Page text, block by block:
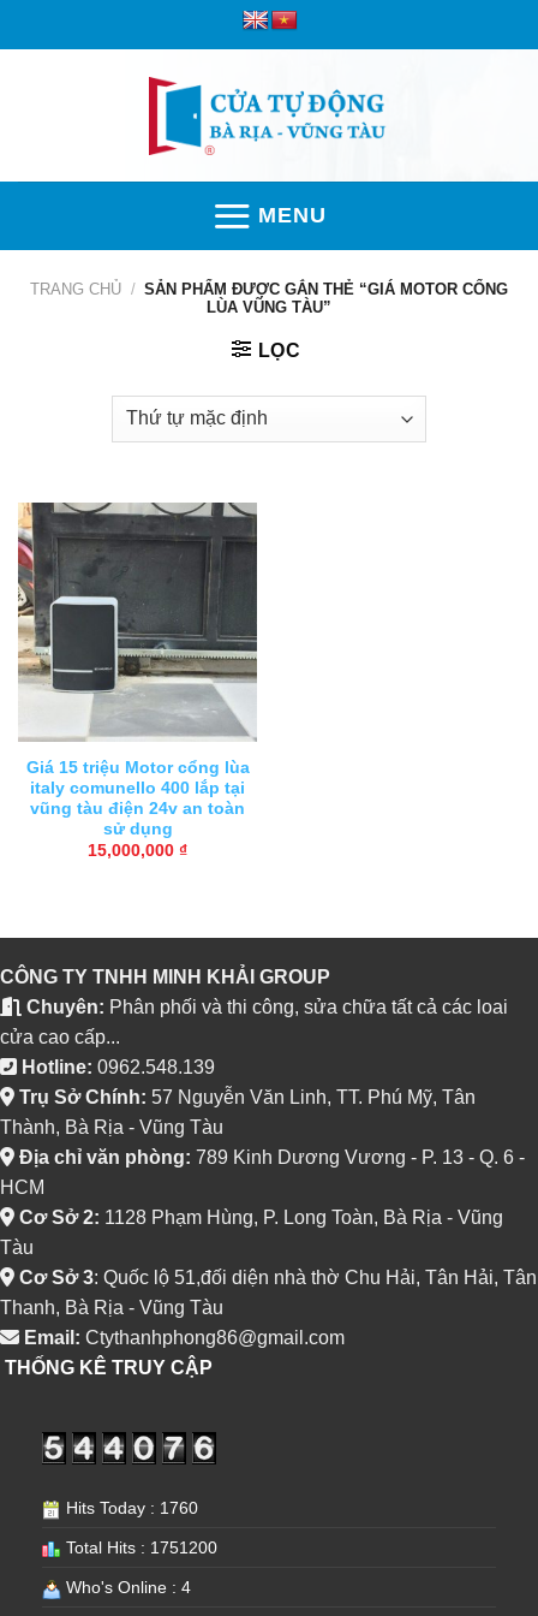
MENU
TRANG CHỦ / SẢN PHẨM ĐƯỢC GẮN THẺ “GIÁ MOTOR CỔNG
LÙA VŨNG TÀU”
LỌC
Giá 15 triệu Motor cổng lùa
italy comunello 400 lắp tại
vũng tàu điện 24v an toàn
sử dụng
15,000,000 ₫
CÔNG TY TNHH MINH KHẢI GROUP
Chuyên: Phân phối và thi công, sửa chữa tất cả các loai
cửa cao cấp...
Hotline: 0962.548.139
Trụ Sở Chính: 57 Nguyễn Văn Linh, TT. Phú Mỹ, Tân
Thành, Bà Rịa - Vũng Tàu
Địa chỉ văn phòng: 789 Kinh Dương Vương - P. 13 - Q. 6 -
HCM
Cơ Sở 2: 1128 Phạm Hùng, P. Long Toàn, Bà Rịa - Vũng
Tàu
Cơ Sở 3: Quốc lộ 51,đối diện nhà thờ Chu Hải, Tân Hải, Tân
Thanh, Bà Rịa - Vũng Tàu
Email: Ctythanhphong86@gmail.com
THỐNG KÊ TRUY CẬP
Hits Today : 1760
Total Hits : 1751200
Who's Online : 4